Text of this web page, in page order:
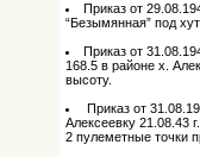
Приказ от
“Безымянная” под
Приказ от
168.5 в районе х.
высоту.
Приказ от
Алексеевку 21.08.43
2 пулеметные точки